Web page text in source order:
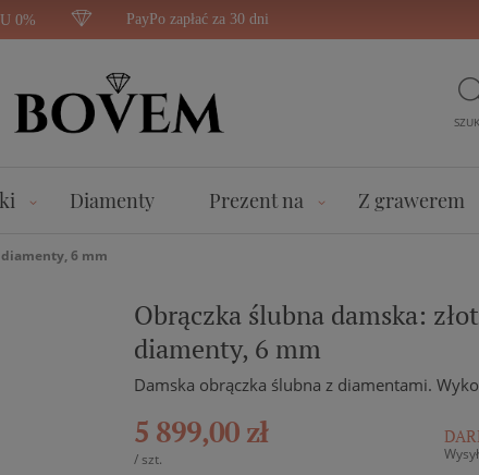
0% PayPo zapłać za 30 dni
Diamenty Prezent na Z grawerem
diamenty, 6 mm
Obrączka ślubna damska:
diamenty, 6 mm
Damska obrączka ślubna z diamentami.
5 899,00 zł
/ szt.